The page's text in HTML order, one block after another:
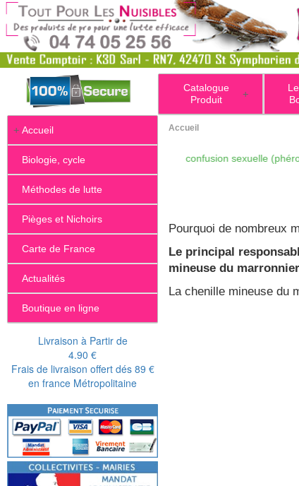
+
Catalogue
Produit
+ Accueil
Biologie, cycle
Méthodes de lutte
Pièges et Nichoirs
Carte de France
Actualités
Boutique en ligne
Livraison à Partir de
4.90 €
Frais de livraison offert dés 89 €
en france Métropolitaine
Accueil
traitement biologique, confusion sexuelle
Pourquoi de nombreux
Le principal
mineuse du
La chenille mineuse du